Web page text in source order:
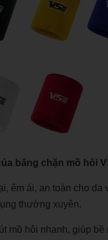
băng chặn mồ hôi
êm ái, an toàn cho da
thường xuyên.
mồ hôi nhanh, giúp bề